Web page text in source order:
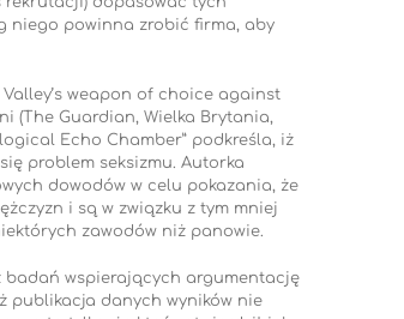
niego powinna zrobić firma, aby
weapon of choice against
(The Guardian, Wielka Brytania,
Echo Chamber” podkreśla, iż
problem seksizmu. Autorka
dowodów w celu pokazania, że
i są w związku z tym mniej
zawodów niż panowie.
wspierających argumentację
publikacja danych wyników nie